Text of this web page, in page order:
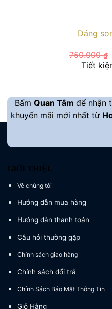
Dáng
750.000₫
Tiết
Bấm Quan Tâm để nhận
khuyến mãi mới nhất từ
GIỚI THIỆU
Về chúng tôi
Hướng dẫn mua hàng
Hướng dẫn thanh toán
Câu hỏi thường gặp
Chính sách giao hàng
Chính sách đổi trả
Chính Sách Bảo Mật Thông Tin
Giỏ Hàng